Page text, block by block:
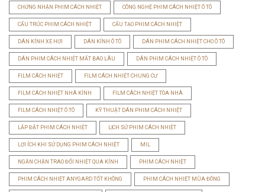
CHỨNG NHẬN PHIM CÁCH NHIỆT CÔNG NGHỆ PHIM CÁCH NHIỆT Ô TÔ
CẤU TRÚC PHIM CÁCH NHIỆT CẤU TẠO PHIM CÁCH NHIỆT
DÁN KÍNH XE HƠI DÁN KÍNH Ô TÔ DÁN PHIM CÁCH NHIỆT CHO Ô TÔ
DÁN PHIM CÁCH NHIỆT MẤT BAO LÂU DÁN PHIM CÁCH NHIỆT Ô TÔ
FILM CÁCH NHIỆT FILM CÁCH NHIỆT CHUNG CƯ
FILM CÁCH NHIỆT NHÀ KÍNH FILM CÁCH NHIỆT TÒA NHÀ
FILM CÁCH NHIỆT Ô TÔ KỸ THUẬT DÁN PHIM CÁCH NHIỆT
LẮP ĐẶT PHIM CÁCH NHIỆT LỊCH SỬ PHIM CÁCH NHIỆT
LỢI ÍCH KHI SỬ DỤNG PHIM CÁCH NHIỆT MIL
NGĂN CHẶN TRAO ĐỔI NHIỆT QUA KÍNH PHIM CÁCH NHIỆT
PHIM CÁCH NHIỆT ANYGARD TỐT KHÔNG PHIM CÁCH NHIỆT MÙA ĐÔNG